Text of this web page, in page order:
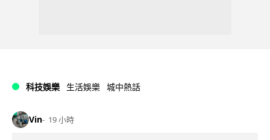
科技娛樂 生活娛樂 城中熱話
Vin 19 小時